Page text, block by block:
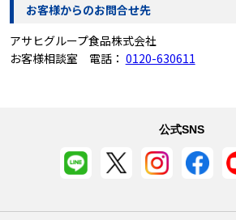
お客様からのお問合せ先
アサヒグループ食品株式会社
お客様相談室 電話： 0120-630611
公式SNS